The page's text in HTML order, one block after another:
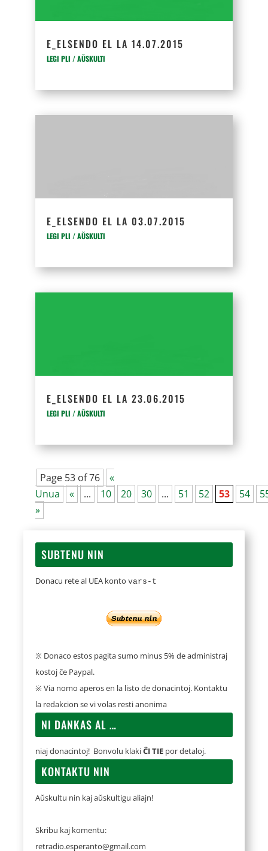
E_ELSENDO EL LA 14.07.2015
LEGI PLI / AŬSKULTI
E_ELSENDO EL LA 03.07.2015
LEGI PLI / AŬSKULTI
E_ELSENDO EL LA 23.06.2015
LEGI PLI / AŬSKULTI
Page 53 of 76
«
Unua
« ... 10 20 30 ... 51 52 53 54
»
SUBTENU NIN
Donacu rete al UEA kontovars-t
※ Donaco estos pagita sumo minus 5% de administraj
kostoj ĉe Paypal.
※ Via nomo aperos en la listo de donacintoj. Kontaktu
la redakcion se vi volas resti anonima
NI DANKAS AL …
niaj donacintoj! Bonvolu klakiĈI TIE por detaloj.
KONTAKTU NIN
Aŭskultu nin kaj aŭskultigu aliajn!
Skribu kaj komentu:
retradio.esperanto@gmail.com